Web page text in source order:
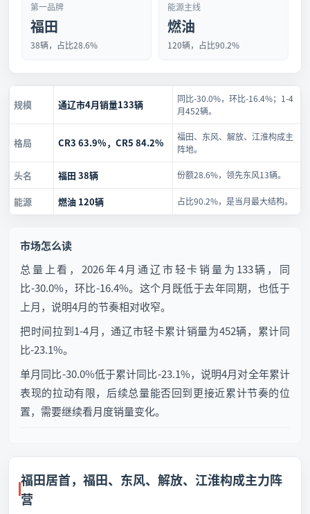
第一品牌
福田
38辆，占比28.6%
能源主线
燃油
120辆，占比90.2%
规模 通辽市4月销量133辆
同比-30.0%，环比-16.4%；1-4
月452辆。
格局 CR3 63.9%，CR5 84.2%
福田、东风、解放、江淮构成主
阵地。
头名 福田 38辆 份额28.6%，领先东风13辆。
能源 燃油 120辆 占比90.2%，是当月最大结构。
市场怎么读
总量上看，2026年4月通辽市轻卡销量为133辆，同
比-30.0%，环比-16.4%。这个月既低于去年同期，也低于
上月，说明4月的节奏相对收窄。
把时间拉到1-4月，通辽市轻卡累计销量为452辆，累计同
比-23.1%。
单月同比-30.0%低于累计同比-23.1%，说明4月对全年累计
表现的拉动有限，后续总量能否回到更接近累计节奏的位
置，需要继续看月度销量变化。
福田居首，福田、东风、解放、江淮构成主力阵
营